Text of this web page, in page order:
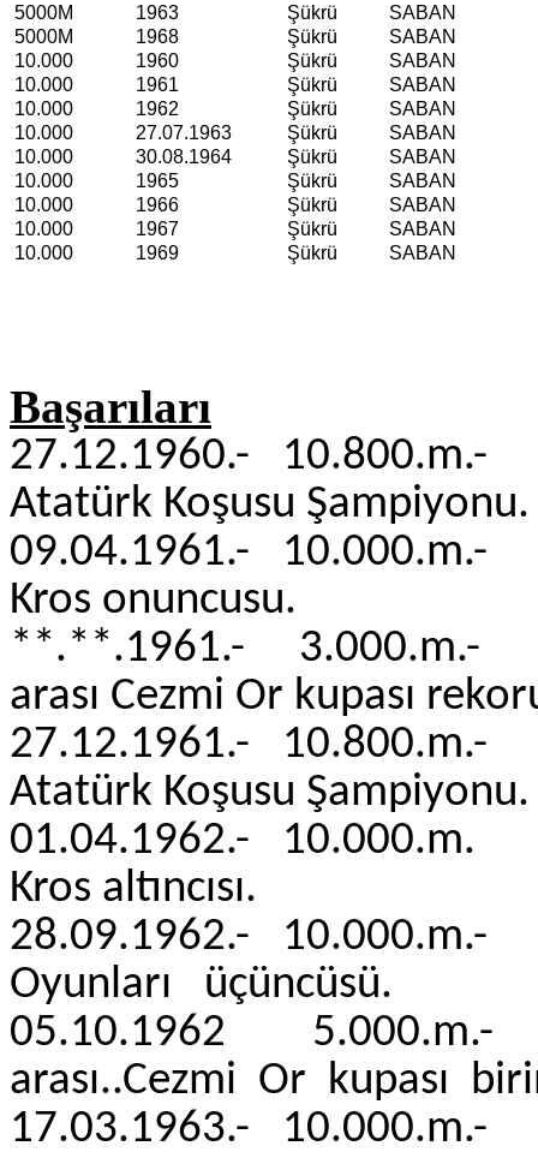
5000M
1963 Şükrü
SABAN
5000M
1968 Şükrü
SABAN
10.000
1960 Şükrü
SABAN
10.000
1961 Şükrü
SABAN
10.000
1962 Şükrü
SABAN
10.000
27.07.1963 Şükrü
SABAN
10.000
30.08.1964 Şükrü
SABAN
10.000
1965 Şükrü
SABAN
10.000
1966 Şükrü
SABAN
10.000
1967 Şükrü
SABAN
10.000
1969 Şükrü SABAN
Başarıları
27.12.1960.-
Atatürk Koşusu Şampiyonu.
09.04.1961.-
Kros
**.**.1961.-
arası Cezmi Or kupası
27.12.1961.-
Atatürk Koşusu Şampiyonu.
01.04.1962.-
Kros
28.09.1962.-
Oyunları üçüncüsü.
05.10.1962
arası..Cezmi Or kupası
17.03.1963.-